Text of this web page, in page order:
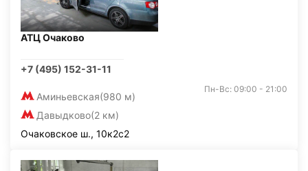
АТЦ Очаково
+7 (495) 152-31-11
Аминьевская(980 м)
Давыдково(2 км)
Пн-Вс: 09:00 - 21:00
Очаковское ш., 10к2с2